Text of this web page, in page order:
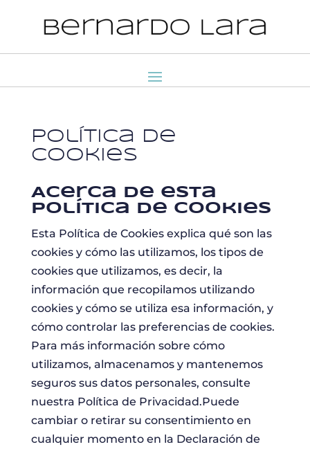
Política de
cookies
Acerca de esta
política de cookies
Esta Política de Cookies explica qué son las
cookies y cómo las utilizamos, los tipos de
cookies que utilizamos, es decir, la
información que recopilamos utilizando
cookies y cómo se utiliza esa información, y
cómo controlar las preferencias de cookies.
Para más información sobre cómo
utilizamos, almacenamos y mantenemos
seguros sus datos personales, consulte
nuestra Política de Privacidad.Puede
cambiar o retirar su consentimiento en
cualquier momento en la Declaración de